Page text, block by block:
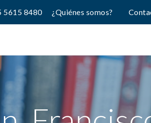
5615 8480 ¿Quiénes somos?